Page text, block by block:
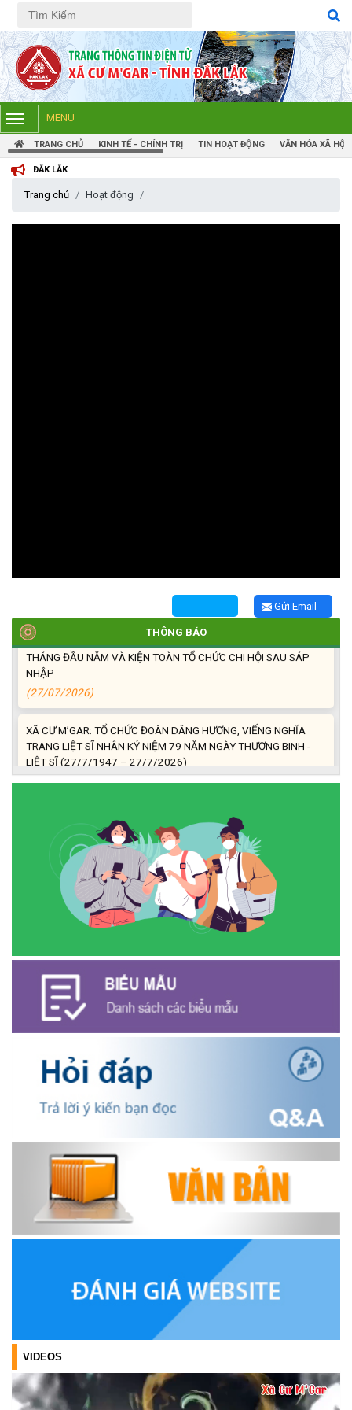
Tiếng Việt Tiếng Anh
MENU
TRANG CHỦ KINH TẾ - CHÍNH TRỊ TIN HOẠT ĐỘNG VĂN HÓA XÃ HỘI
Trang chủ Hoạt động
Gửi Email
THÔNG BÁO
CHÍNH SÁCH NHÂN NGÀY THƯƠNG BINH - LIỆT SĨ 27/7
HỘI NGƯỜI CAO TUỔI XÃ CƯ M’GAR: SƠ KẾT CÔNG TÁC HỘI 6
THÁNG ĐẦU NĂM VÀ KIỆN TOÀN TỔ CHỨC CHI HỘI SAU SÁP
NHẬP
XÃ CƯ M’GAR: TỔ CHỨC ĐOÀN DÂNG HƯƠNG, VIẾNG NGHĨA
TRANG LIỆT SĨ NHÂN KỶ NIỆM 79 NĂM NGÀY THƯƠNG BINH -
LIỆT SĨ (27/7/1947 – 27/7/2026)
(27/07/2026)
THĂM, TẶNG QUÀ GIA ĐÌNH CHÍNH SÁCH NHÂN KỶ NIỆM 79
NĂM NGÀY THƯƠNG BINH - LIỆT SĨ
(27/07/2026)
Phát biểu bế mạc Hội nghị Trung ương 3, khóa XIV của Tổng Bí
thư, Chủ tịch nước Tô Lâm
NGÂN HÀNG CHÍNH SÁCH XÃ HỘI CƯ M’GAR: TỔ CHỨC CHO
VAY KÝ QUỸ ĐỐI VỚI NGƯỜI LAO ĐỘNG ĐI LÀM VIỆC TẠI HÀN
QUỐC
(24/07/2026)
HỘI NÔNG DÂN XÃ CƯ M’GAR ĐẠI DIỆN TỈNH ĐẮK LẮK QUẢNG
BÁ SẢN PHẨM OCOP TẠI TUẦN LỄ NÔNG SẢN VÀ SẢN PHẨM
OCOP TỈNH KHÁNH HÒA NĂM 2026
(18/07/2026)
Đoàn viên thanh niên và các tầng lớp Nhân dân xã Cư M'gar tích
cực tham gia hưởng ngày hội hiến máu tình nguyện đợt II năm
2026.
(17/07/2026)
HƯỞNG ỨNG CUỘC THI TRỰC TUYẾN CỦA HỘI NÔNG DÂN XÃ
CƯ M’GAR – LAN TỎA TRI THỨC, VỮNG BƯỚC CÙNG NÔNG
(17/07/2026)
TRIỂN KHAI, GIAO NHIỆM VỤ TÌM KIẾM, QUY TẬP VÀ XÁC ĐỊNH
HỘI LIÊN HIỆP PHỤ NỮ XÃ THĂM, TẶNG QUÀ CÁC GIA ĐÌNH
VIDEOS